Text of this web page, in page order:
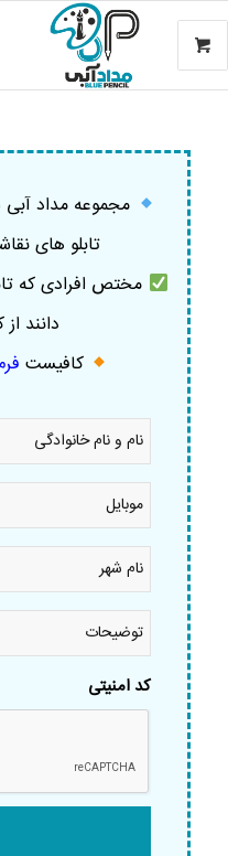
مجموعه مداد آبی
تابلو های
مختص افرادی که
دانند
کافیست
نام
نام
خانوادگی
موبایل
نام
شهر *
توضیحات
کد امنیتی